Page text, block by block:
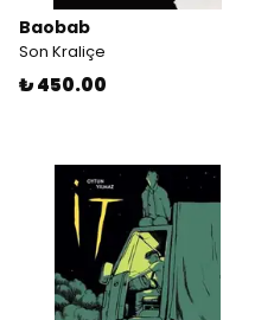
Baobab
Son Kraliçe
₺ 450.00